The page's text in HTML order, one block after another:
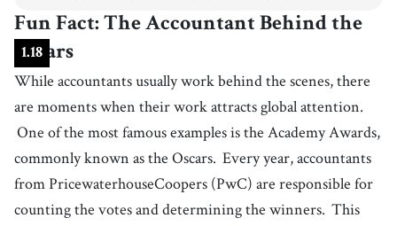
Fun Fact: The Accountant Behind the
Oscars
1.18
While accountants usually work behind the scenes, there
are moments when their work attracts global attention.
One of the most famous examples is the Academy Awards,
commonly known as the Oscars. Every year, accountants
from PricewaterhouseCoopers (PwC) are responsible for
counting the votes and determining the winners. This